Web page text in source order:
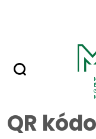
QR
QR